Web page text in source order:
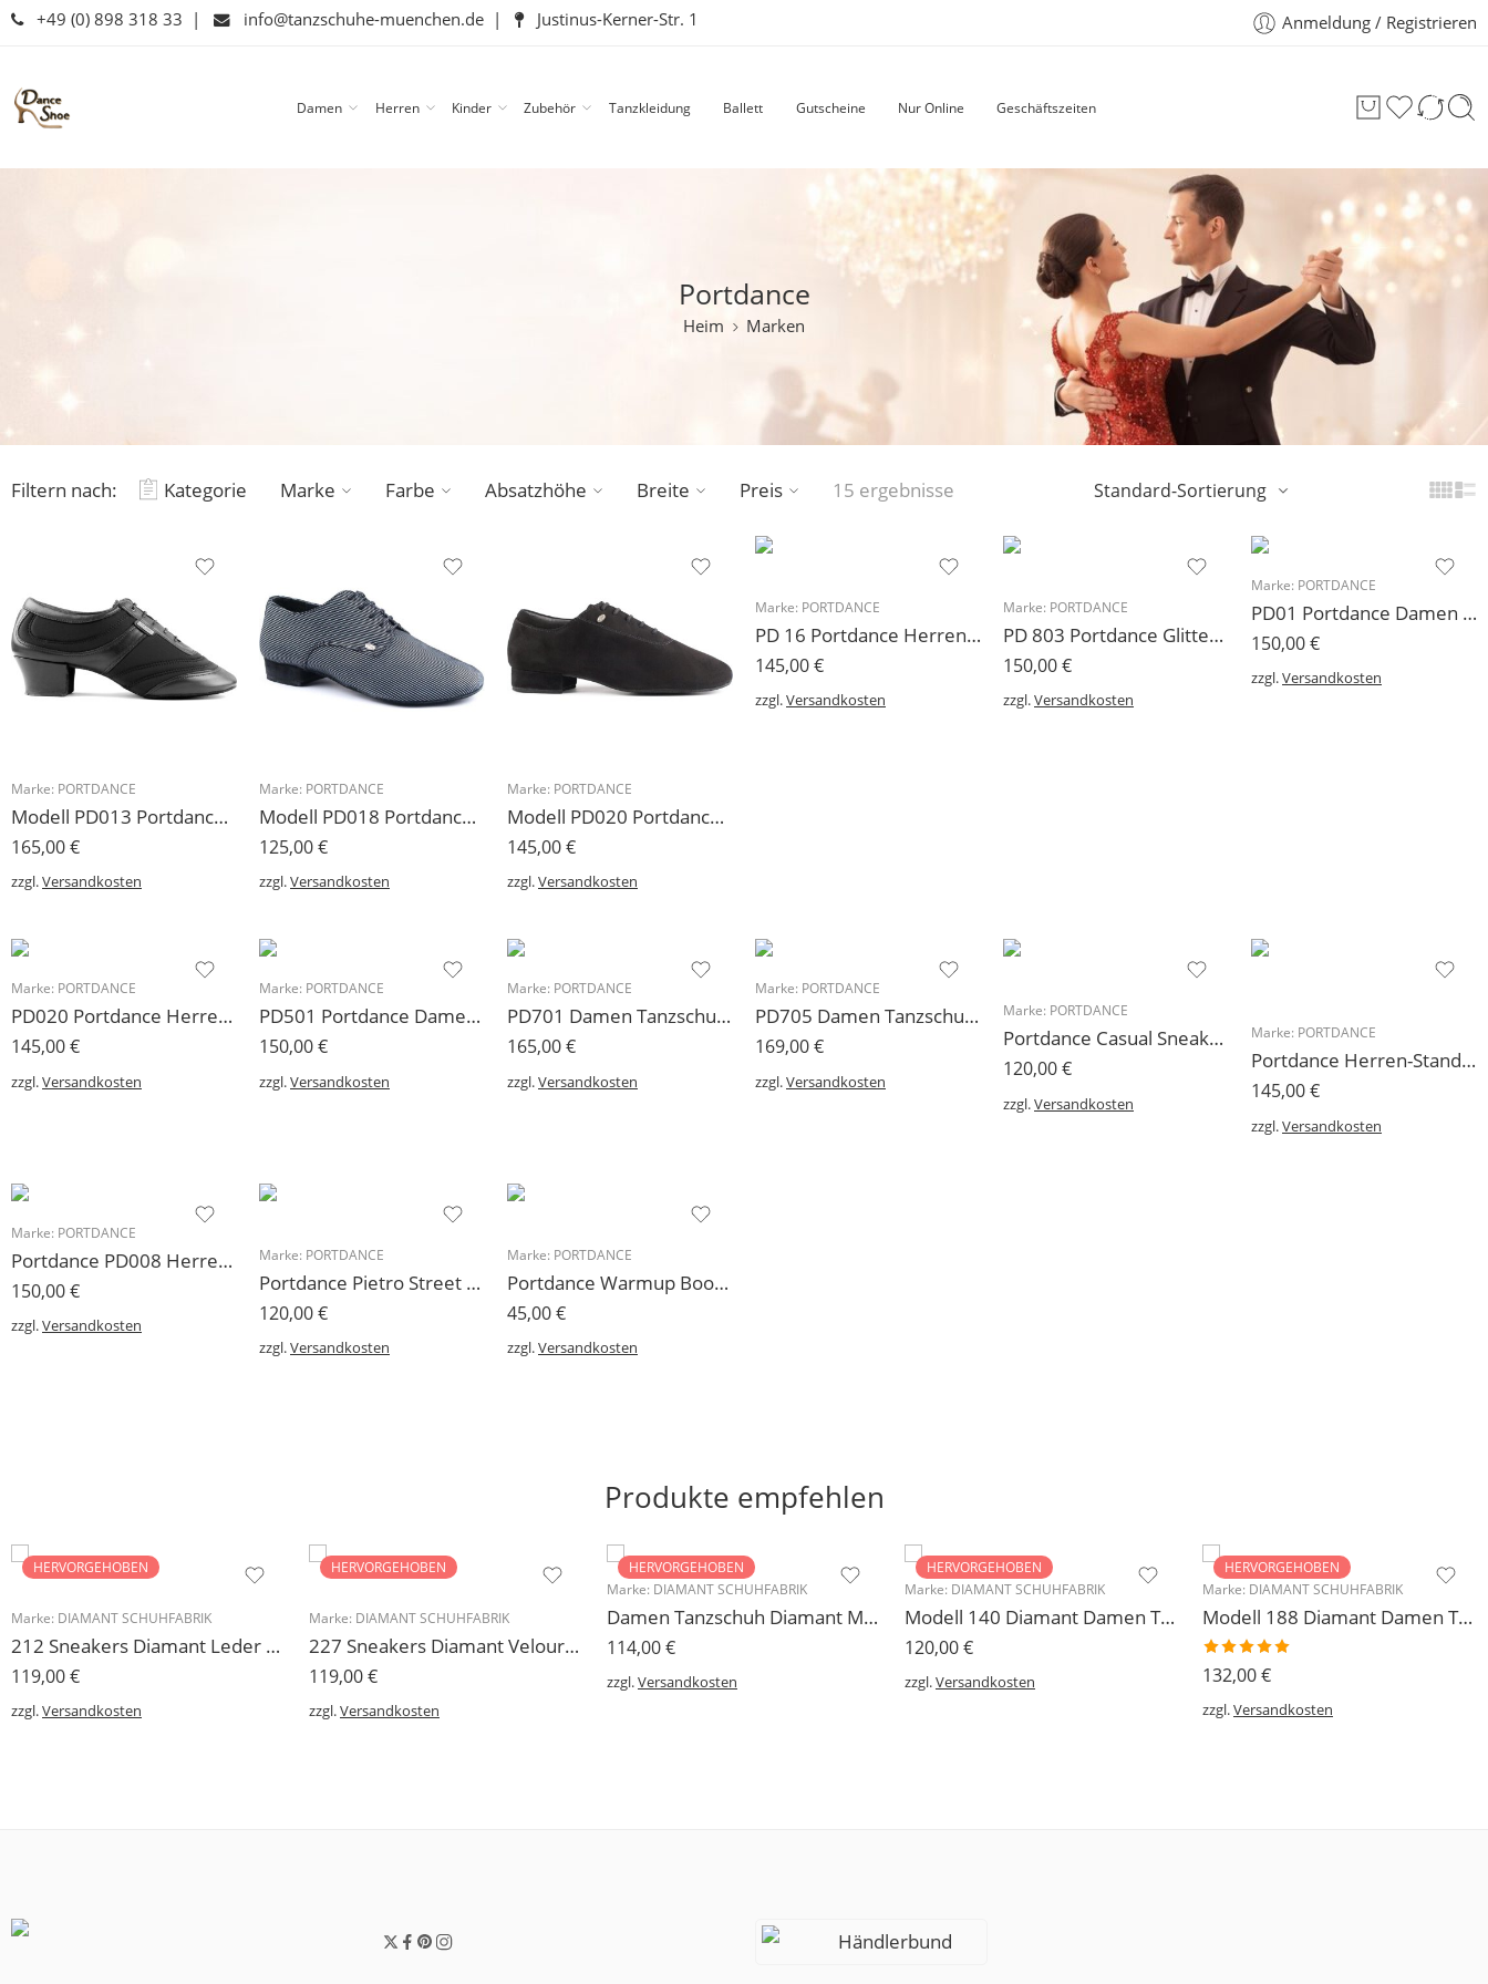
+49 (0) 898 318 33 | info@tanzschuhe-muenchen.de | Justinus-Kerner-Str. 1 Anmeldung / Registrieren
Damen Herren Kinder Zubehör Tanzkleidung Ballett Gutscheine Nur Online Geschäftszeiten
Portdance
Heim Marken
Filtern nach: Kategorie Marke Farbe Absatzhöhe Breite Preis 15 ergebnisse Standard-Sortierung
Marke: PORTDANCE
Modell PD013 Portdance Herren Tanzschuh Latein
165,00€
zzgl.Versandkosten
Marke: PORTDANCE
Modell PD018 Portdance Herren Tanzschuh Veloursleder
125,00€
zzgl.Versandkosten
Marke: PORTDANCE
Modell PD020 Portdance Herren Tanzschuh Allround/Standard Nubuk
145,00€
zzgl.Versandkosten
Marke: PORTDANCE
PD 16 Portdance Herren-Allroundschuh Leder schwarz
145,00€
zzgl.Versandkosten
Marke: PORTDANCE
PD 803 Portdance Glitter schwarz 6 cm
150,00€
zzgl.Versandkosten
Marke: PORTDANCE
PD01 Portdance Damen Tanzschuh 1 cm für Einlagen
150,00€
zzgl.Versandkosten
Marke: PORTDANCE
PD020 Portdance Herren Tanzschuh Standard Turnier Lack
145,00€
zzgl.Versandkosten
Marke: PORTDANCE
PD501 Portdance Damen Tanzschuh Portdance 7,5 cm
150,00€
zzgl.Versandkosten
Marke: PORTDANCE
PD701 Damen Tanzschuh Portdance Trainer
165,00€
zzgl.Versandkosten
Marke: PORTDANCE
PD705 Damen Tanzschuh Portdance Trainer
169,00€
zzgl.Versandkosten
Marke: PORTDANCE
Portdance Casual Sneakers Herren Tanzschuh White mit Tanzsohle
120,00€
zzgl.Versandkosten
Marke: PORTDANCE
Portdance Herren-Standardschuh Victor da Silva Velours, Mesh schwarz
145,00€
zzgl.Versandkosten
Marke: PORTDANCE
Portdance PD008 Herren Tanzschuh Portdance Lateinschuh
150,00€
zzgl.Versandkosten
Marke: PORTDANCE
Portdance Pietro Street Tanzsneaker grau Denim
120,00€
zzgl.Versandkosten
Marke: PORTDANCE
Portdance Warmup Booties Schwarz
45,00€
zzgl.Versandkosten
Produkte empfehlen
HERVORGEHOBEN
Marke: DIAMANT SCHUHFABRIK
212 Sneakers Diamant Leder weiss, drehfreudige Kunststoffsohle
119,00€
zzgl.Versandkosten
HERVORGEHOBEN
Marke: DIAMANT SCHUHFABRIK
227 Sneakers Diamant Veloursleder hellgrau, drehfreudige Kunststoffsohle
119,00€
zzgl.Versandkosten
HERVORGEHOBEN
Marke: DIAMANT SCHUHFABRIK
Damen Tanzschuh Diamant Modell 105
114,00€
zzgl.Versandkosten
HERVORGEHOBEN
Marke: DIAMANT SCHUHFABRIK
Modell 140 Diamant Damen Trainerschuh Microfaser 3,7 cm
120,00€
zzgl.Versandkosten
HERVORGEHOBEN
Marke: DIAMANT SCHUHFABRIK
Modell 188 Diamant Damen Tanzschuh Trainer geteilte Chromledersohle
Bewertet
mit5.00
von 5
132,00€
zzgl.Versandkosten
Händlerbund